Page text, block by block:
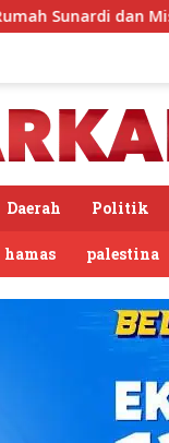
Terbakar, Ricky
Daerah Politik
hamas palestina